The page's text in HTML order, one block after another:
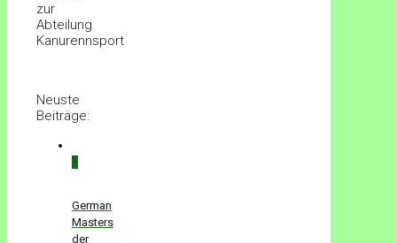
zur
Abteilung
Kanurennsport
Neuste
Beiträge:
0
German
Masters
der